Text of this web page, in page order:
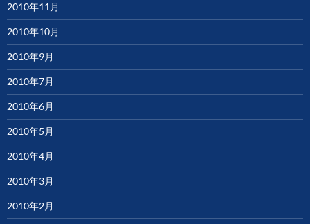
2010年11月
2010年10月
2010年9月
2010年7月
2010年6月
2010年5月
2010年4月
2010年3月
2010年2月